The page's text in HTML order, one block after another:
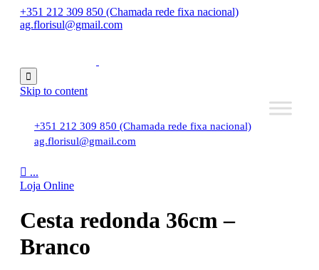
+351 212 309 850 (Chamada rede fixa nacional)
ag.florisul@gmail.com

Skip to content
+351 212 309 850 (Chamada rede fixa nacional)
ag.florisul@gmail.com
 ...
Loja Online
Cesta redonda 36cm –
Branco